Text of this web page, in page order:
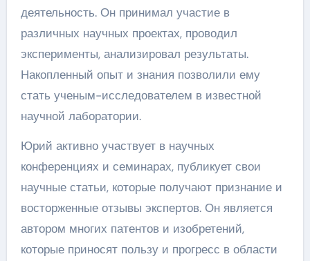
деятельность. Он принимал участие в
различных научных проектах, проводил
эксперименты, анализировал результаты.
Накопленный опыт и знания позволили ему
стать ученым-исследователем в известной
научной лаборатории.
Юрий активно участвует в научных
конференциях и семинарах, публикует свои
научные статьи, которые получают признание и
восторженные отзывы экспертов. Он является
автором многих патентов и изобретений,
которые приносят пользу и прогресс в области